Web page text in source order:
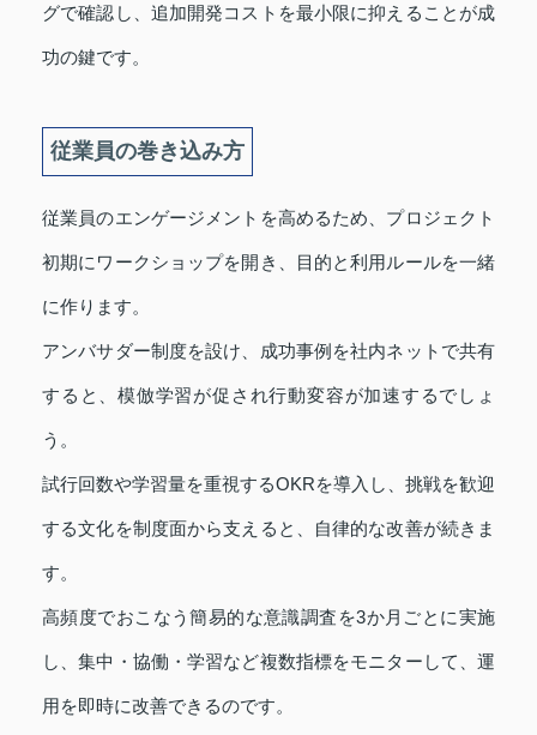
グで確認し、追加開発コストを最小限に抑えることが成
功の鍵です。
従業員の巻き込み方
従業員のエンゲージメントを高めるため、プロジェクト
初期にワークショップを開き、目的と利用ルールを一緒
に作ります。
アンバサダー制度を設け、成功事例を社内ネットで共有
すると、模倣学習が促され行動変容が加速するでしょ
う。
試行回数や学習量を重視するOKRを導入し、挑戦を歓迎
する文化を制度面から支えると、自律的な改善が続きま
す。
高頻度でおこなう簡易的な意識調査を3か月ごとに実施
し、集中・協働・学習など複数指標をモニターして、運
用を即時に改善できるのです。